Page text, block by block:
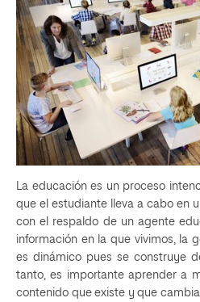
La educación es un proceso
que el estudiante lleva a cabo en
con el respaldo de un agente
información en la que vivimos, la
es dinámico pues se construye
tanto, es importante aprender a
contenido que existe y que